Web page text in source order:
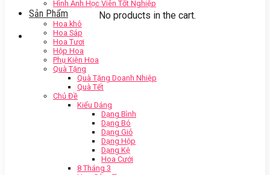
No products in the cart.
Hình Ảnh Học Viên Tốt Nghiệp
Sản Phẩm
Hoa khô
Hoa Sáp
Hoa Tươi
Hộp Hoa
Phụ Kiện Hoa
Quà Tặng
Quà Tặng Doanh Nhiệp
Quà Tết
Chủ Đề
Kiểu Dáng
Dạng Bình
Dạng Bó
Dạng Giỏ
Dạng Hộp
Dạng Kệ
Hoa Cưới
8 Tháng 3